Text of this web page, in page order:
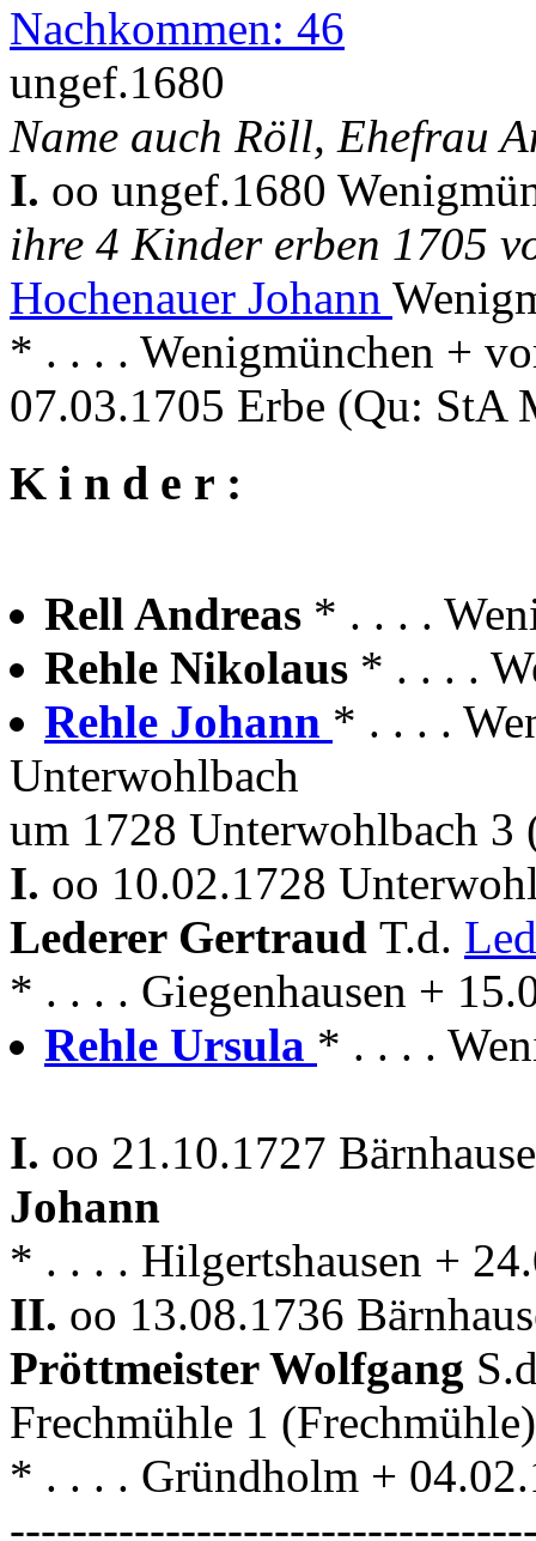
Nachkommen: 46
ungef.1680
Name auch Röll, Ehefrau
I. oo ungef.1680
ihre 4 Kinder erben 1705
Hochenauer Johann
* . . . . Wenigmünchen +
07.03.1705 Erbe (Qu: StA
K i n d e r :
Rell Andreas * . . . .
Rehle Nikolaus * . . . .
Rehle Johann * . . . .
Unterwohlbach
um 1728 Unterwohlbach 3
I. oo 10.02.1728
Lederer Gertraud T.d.
* . . . . Giegenhausen +
Rehle Ursula * . . . .
I. oo 21.10.1727
Johann
* . . . . Hilgertshausen +
II. oo 13.08.1736
Pröttmeister Wolfgang
Frechmühle 1
* . . . . Gründholm +